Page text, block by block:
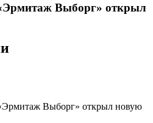
Выборг» открыл
Выборг» открыл новую